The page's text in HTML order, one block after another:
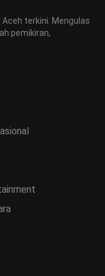
terkini. Mengulas
pemikiran,